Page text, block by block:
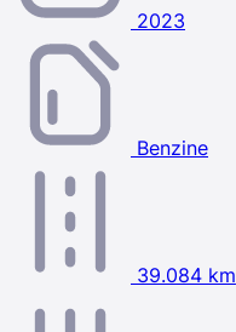
2023
Benzine
39.084 km